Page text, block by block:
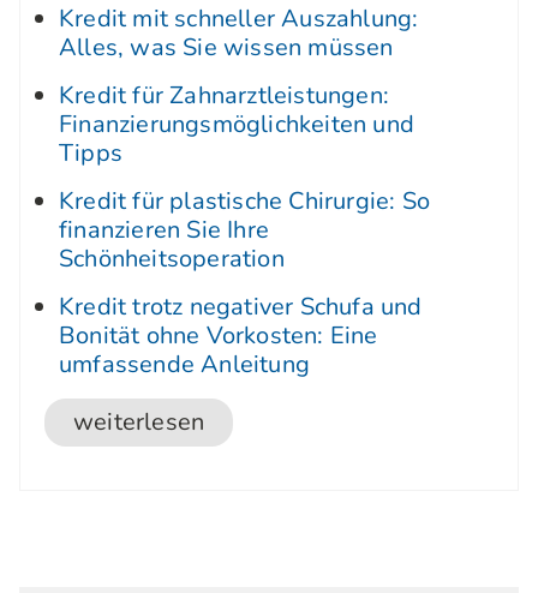
Kredit mit schneller Auszahlung:
Alles, was Sie wissen müssen
Kredit für Zahnarztleistungen:
Finanzierungsmöglichkeiten und
Tipps
Kredit für plastische Chirurgie: So
finanzieren Sie Ihre
Schönheitsoperation
Kredit trotz negativer Schufa und
Bonität ohne Vorkosten: Eine
umfassende Anleitung
weiterlesen